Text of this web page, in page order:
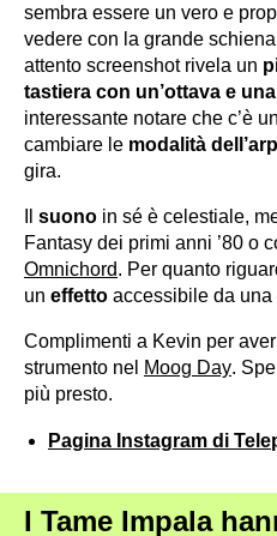
sembra essere un vero e
vedere con la grande
attento screenshot rivela un
tastiera con un’ottava e
interessante notare che c’è
cambiare le modalità
gira.
suono in sé è celestiale,
Fantasy dei primi anni ’80 o
Omnichord. Per quanto
un effetto accessibile da
Complimenti a Kevin per
strumento nel Moog Day.
più presto.
Pagina Instagram di
I Tame Impala